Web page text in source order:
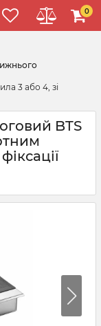
0
3 або 4, зі
BTS